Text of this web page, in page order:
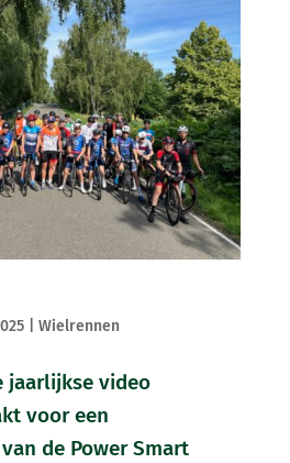
| Wielrennen
jaarlijkse video
voor een
de Power Smart